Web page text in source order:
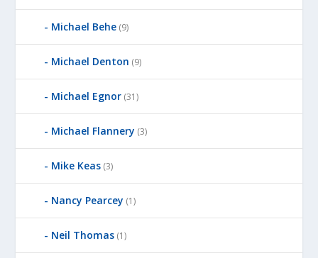
Michael Behe (9)
Michael Denton (9)
Michael Egnor (31)
Michael Flannery (3)
Mike Keas (3)
Nancy Pearcey (1)
Neil Thomas (1)